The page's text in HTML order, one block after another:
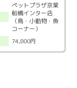
ペットプラザ京葉
船橋インター店
（鳥・小動物・魚
コーナー）
74,800円